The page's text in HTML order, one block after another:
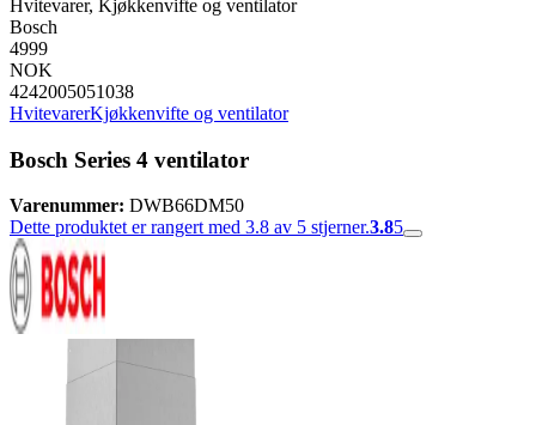
Hvitevarer, Kjøkkenvifte og ventilator
Bosch
4999
NOK
4242005051038
HvitevarerKjøkkenvifte og ventilator
Bosch Series 4 ventilator
Varenummer: DWB66DM50
Dette produktet er rangert med 3.8 av 5 stjerner.3.85